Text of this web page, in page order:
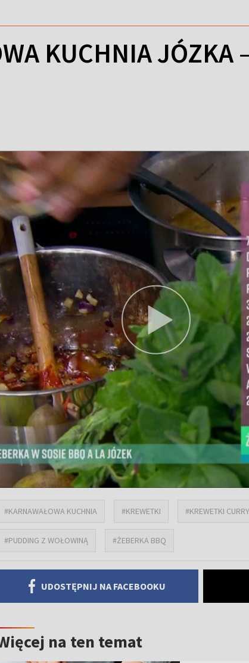
KUCHNIA
#KARNAWAŁOWA KUCHNIA #KREWETKI #KREWETKI CURRY
#PUDDING Z WOŁOWINĄ #ŻEBERKA BBQ
UDOSTĘPNIJ NA FACEBOOKU
na ten temat